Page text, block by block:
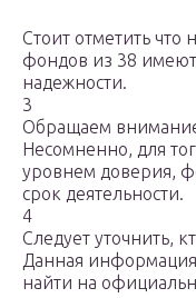
Стоит отметить что
фондов из 38
надежности.
3
Обращаем
Несомненно, для
уровнем доверия,
срок деятельности.
4
Следует уточнить,
Данная
найти на